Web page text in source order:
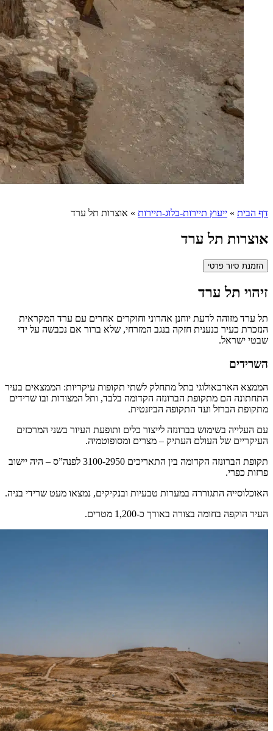
דף הבית » ייעוץ תיירות-בלוג-תיירות » אוצרות תל ערד
אוצרות תל ערד
הזמנת סיור פרטי
זיהוי תל ערד
תל ערד מזוהה לדעת יוחנן אהרוני וחוקרים אחרים עם ערד המקראית
הנזכרת כעיר כנענית חזקה בנגב המזרחי, שלא ברור אם נכבשה על ידי
שבטי ישראל.
השרידים
הממצא הארכאולוגי בתל מתחלק לשתי תקופות עיקריות: הממצאים בעיר
התחתונה הם מתקופת הברונזה הקדומה בלבד, ותל המצודות ובו שרידים
מתקופת הברזל ועד התקופה הביזנטית.
עם העלייה בשימוש בברונזה לייצור כלים ותופעת העיור בשני המרכזים
העיקריים של העולם העתיק – מצרים ומסופוטמיה.
תקופת הברונזה הקדומה בין התאריכים 3100-2950 לפנה”ס – היה יישוב
פרזות כפרי.
האוכלוסייה התגוררה במערות טבעיות ובנקיקים, נמצאו מעט שרידי בניה.
העיר הוקפה בחומה בצורה באורך כ-1,200 מטרים.